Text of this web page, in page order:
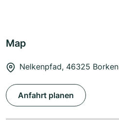
Map
Nelkenpfad, 46325 Borken
Anfahrt planen